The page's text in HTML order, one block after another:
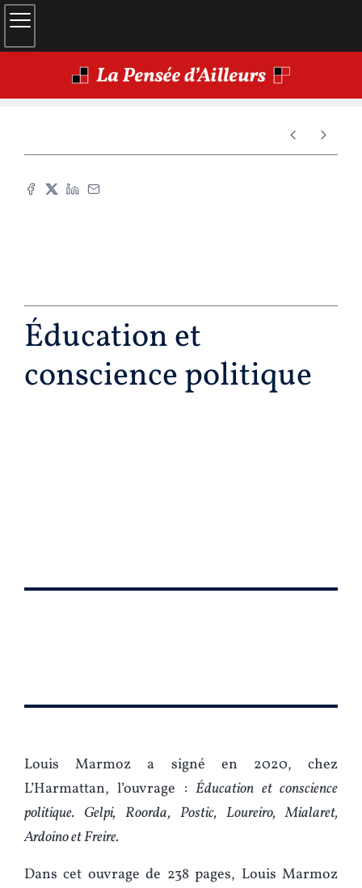
Éducation et
conscience politique
Louis Marmoz a signé en 2020, chez
L’Harmattan, l’ouvrage :Éducation et conscience
politique. Gelpi, Roorda, Postic, Loureiro, Mialaret,
Ardoino et Freire.
Dans cet ouvrage de 238 pages, Louis Marmoz